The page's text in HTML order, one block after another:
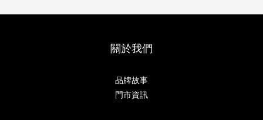
關於我們
品牌故事
門市資訊